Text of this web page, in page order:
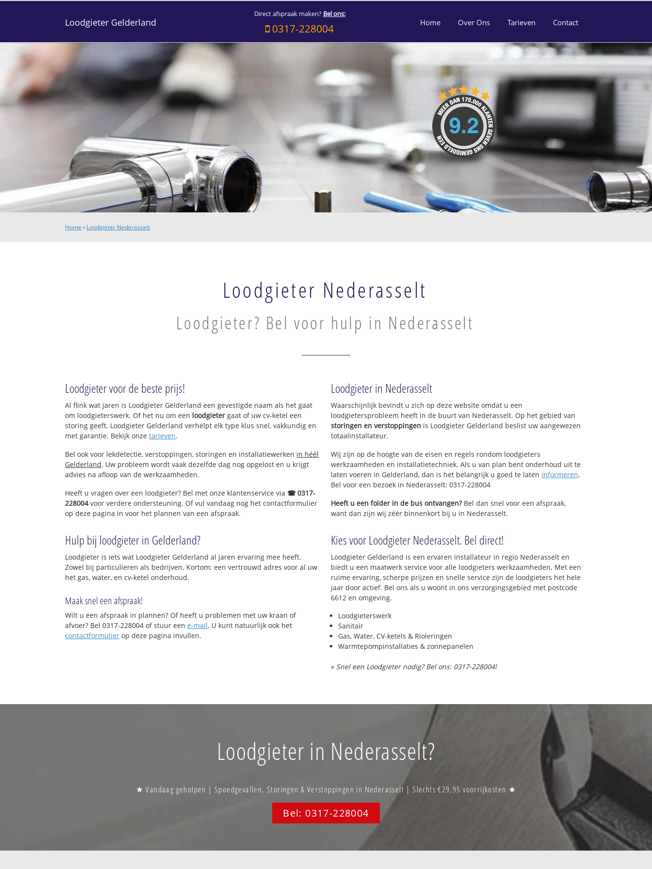
Loodgieter Gelderland
Direct afspraak maken? Bel ons:
0317-228004 Home Over Ons Tarieven Contact
Home › Loodgieter Nederasselt
Loodgieter Nederasselt
Loodgieter? Bel voor hulp in Nederasselt
Loodgieter voor de beste prijs!
Al flink wat jaren is Loodgieter Gelderland een gevestigde naam als het gaat
om loodgieterswerk. Of het nu om een loodgieter gaat of uw cv-ketel een
storing geeft. Loodgieter Gelderland verhelpt elk type klus snel, vakkundig en
met garantie. Bekijk onzetarieven.
Bel ook voor lekdetectie, verstoppingen, storingen en installatiewerken in héél
Gelderland. Uw probleem wordt vaak dezelfde dag nog opgelost en u krijgt
advies na afloop van de werkzaamheden.
Heeft u vragen over een loodgieter? Bel met onze klantenservice via ☎ 0317-
228004voor verdere ondersteuning. Of vul vandaag nog het contactformulier
op deze pagina in voor het plannen van een afspraak.
Hulp bij loodgieter in Gelderland?
Loodgieter is iets wat Loodgieter Gelderland al jaren ervaring mee heeft.
Zowel bij particulieren als bedrijven. Kortom; een vertrouwd adres voor al uw
het gas, water, en cv-ketel onderhoud.
Maak snel een afspraak!
Wilt u een afspraak in plannen? Of heeft u problemen met uw kraan of
afvoer? Bel 0317-228004 of stuur eene-mail. U kunt natuurlijk ook het
contactformulier op deze pagina invullen.
Loodgieter in Nederasselt
Waarschijnlijk bevindt u zich op deze website omdat u een
loodgietersprobleem heeft in de buurt van Nederasselt. Op het gebied van
storingen en verstoppingen is Loodgieter Gelderland beslist uw aangewezen
totaalinstallateur.
Wij zijn op de hoogte van de eisen en regels rondom loodgieters
werkzaamheden en installatietechniek. Als u van plan bent onderhoud uit te
laten voeren in Gelderland, dan is het belangrijk u goed te laten informeren.
Bel voor een bezoek in Nederasselt: 0317-228004
Heeft u een folder in de bus ontvangen?Bel dan snel voor een afspraak,
want dan zijn wij zéér binnenkort bij u in Nederasselt.
Kies voor Loodgieter Nederasselt. Bel direct!
Loodgieter Gelderland is een ervaren installateur in regio Nederasselt en
biedt u een maatwerk service voor alle loodgieters werkzaamheden. Met een
ruime ervaring, scherpe prijzen en snelle service zijn de loodgieters het hele
jaar door actief. Bel ons als u woont in ons verzorgingsgebied met postcode
6612 en omgeving.
Loodgieterswerk
Sanitair
Gas, Water, CV-ketels & Rioleringen
Warmtepompinstallaties & zonnepanelen
» Snel een Loodgieter nodig? Bel ons: 0317-228004!
Loodgieter in Nederasselt?
★ Vandaag geholpen | Spoedgevallen, Storingen & Verstoppingen in Nederasselt | Slechts €29,95 voorrijkosten ★
Bel: 0317-228004